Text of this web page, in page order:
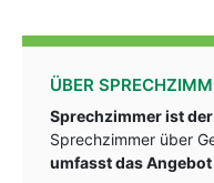
ÜBER
Sprechzimmer ist
Sprechzimmer über
umfasst das